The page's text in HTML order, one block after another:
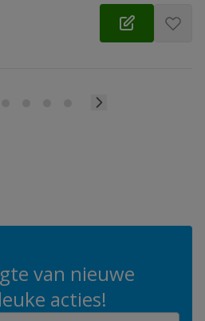
van nieuwe
acties!